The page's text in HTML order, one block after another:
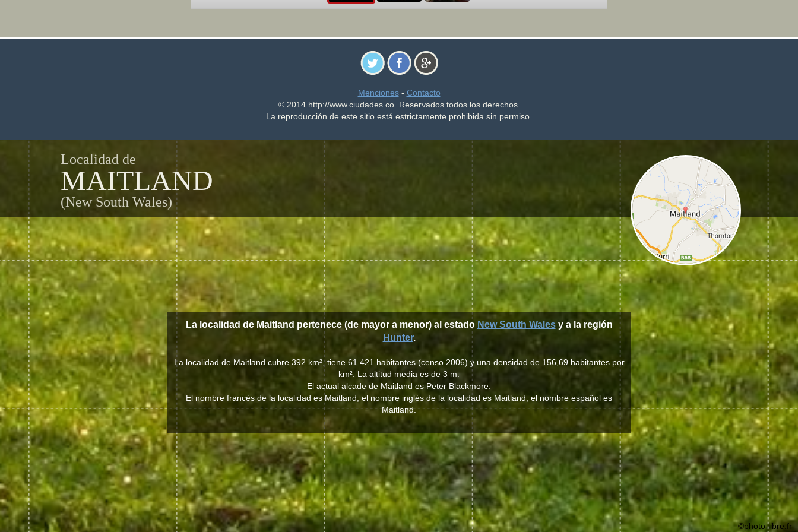
Menciones- Contacto
© 2014 http://www.ciudades.co. Reservados todos los derechos.
La reproducción de este sitio está estrictamente prohibida sin permiso.
Localidad de
MAITLAND
(New South Wales)
La localidad de Maitland pertenece (de mayor a menor) al estado New South Walesy a la región
Hunter.
La localidad de Maitland cubre 392 km², tiene 61.421 habitantes (censo 2006) y una densidad de 156,69 habitantes por
km². La altitud media es de 3 m.
El actual alcade de Maitland es Peter Blackmore.
El nombre francés de la localidad es Maitland, el nombre inglés de la localidad es Maitland, el nombre español es
Maitland.
©photo-libre.fr